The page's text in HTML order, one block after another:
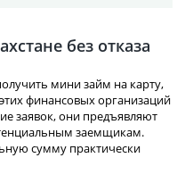
без отказа
мини займ на карту,
финансовых организаций
заявок, они предъявляют
заемщикам.
сумму практически